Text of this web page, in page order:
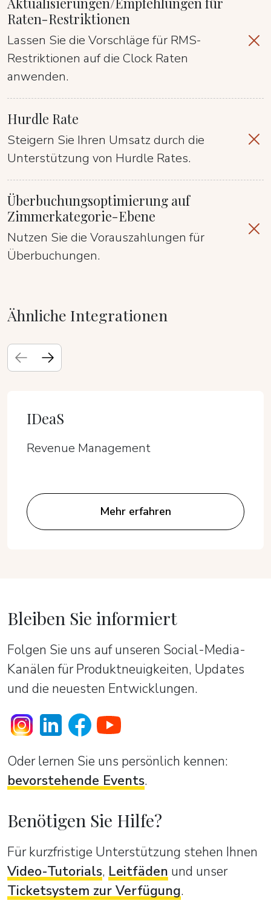
Raten-Restriktionen
Lassen Sie die Vorschläge für RMS-
Restriktionen auf die Clock Raten
anwenden.
Hurdle Rate
Steigern Sie Ihren Umsatz durch die
Unterstützung von Hurdle Rates.
Überbuchungsoptimierung auf
Zimmerkategorie-Ebene
Nutzen Sie die Vorauszahlungen für
Überbuchungen.
Ähnliche Integrationen
IDeaS
Revenue Management
Mehr erfahren
Bleiben Sie informiert
Folgen Sie uns auf unseren Social-Media-
Kanälen für Produktneuigkeiten, Updates
und die neuesten Entwicklungen.
Oder lernen Sie uns persönlich kennen:
bevorstehende Events.
Benötigen Sie Hilfe?
Für kurzfristige Unterstützung stehen Ihnen
Video-Tutorials, Leitfäden und unser
Ticketsystem zur Verfügung.